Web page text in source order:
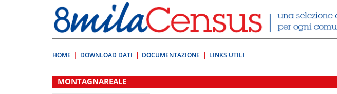
direttamente
a:
Contenuto
HOME DOWNLOAD DATI DOCUMENTAZIONE LINKS UTILI
.
MONTAGNAREALE